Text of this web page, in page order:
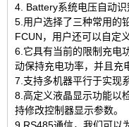
4. Battery系统电压自动识
5.用户选择了三种常用的
FCUN，用户还可以自定
6.它具有当前的限制充电
动保持充电功率，并且充
7.支持多机器平行于实现
8.高定义液晶显示功能以
持修改控制器显示参数。